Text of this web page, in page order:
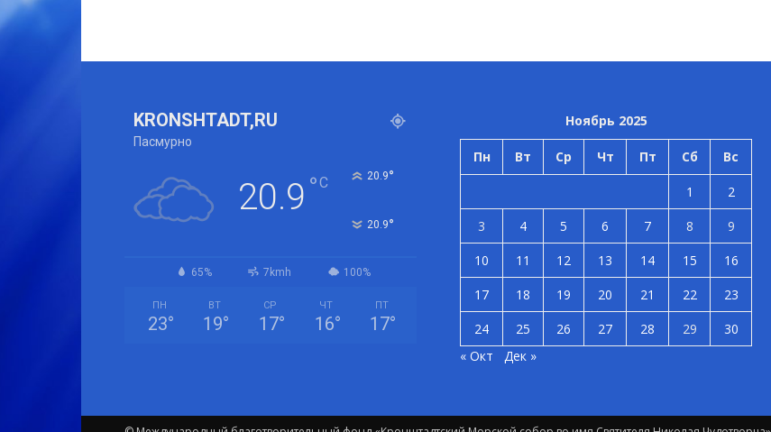
KRONSHTADT,RU
Пасмурно
20.9 °C 20.9°
20.9°
65% 7kmh 100%
ПН
23°
ВТ
19°
СР
17°
ЧТ
16°
ПТ
17°
Ноябрь 2025
Пн Вт Ср Чт Пт Сб Вс
1
2
3
4 5 6 7 8
9
10
11 12 13 14 15
16
17
18 19 20 21 22
23
24
25 26 27 28 29
30
« Окт
Дек »